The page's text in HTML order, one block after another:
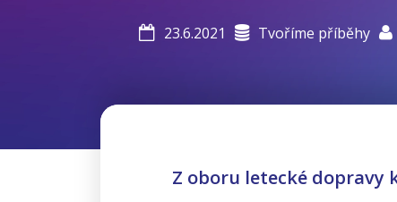
 23.6.2021  Tvoříme příběhy 
Z oboru letecké dopravy